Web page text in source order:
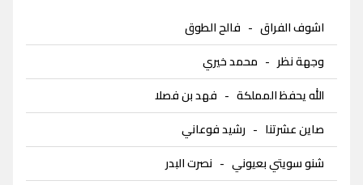
اشوف الفراق - فالح الطوق
وجهة نظر - محمد خيري
الله يحفظ المملكة - فهد بن فصلا
صاين عشرتنا - رشيد فوعاني
شنو سويتي بعيوني - نصرت البدر